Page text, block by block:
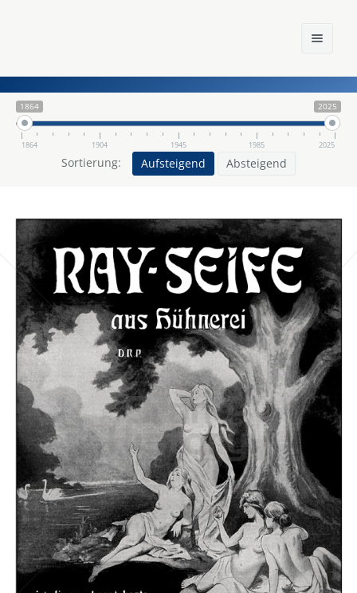
Marken
Konzerne
Epoche
1864 2025
1864 1904 1945 1985 2025
Sortierung: Aufsteigend Absteigend
Ray-Seife Compagnie Ray, Berlin 1905